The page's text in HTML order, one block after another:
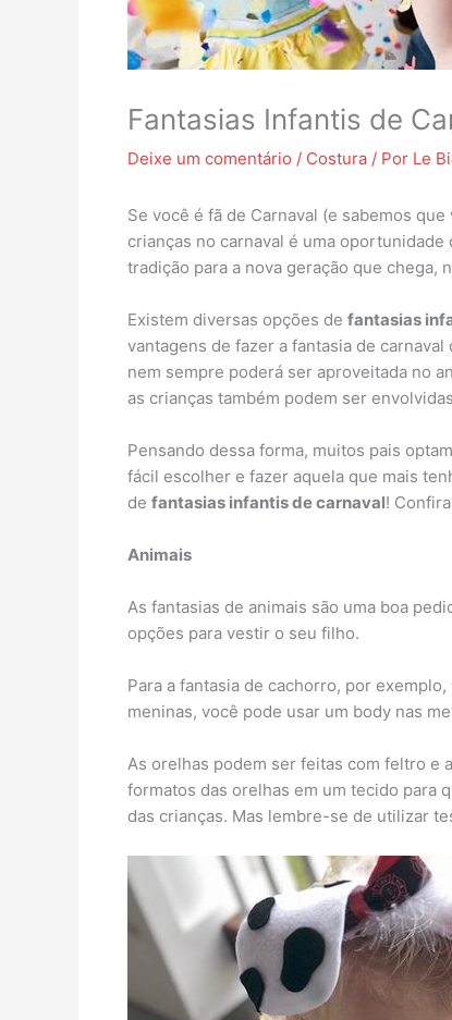
Fantasias Infantis de
Deixe um comentário / Costura / Por Le
Se você é fã de Carnaval (e sabemos
crianças no carnaval é uma
tradição para a nova geração que chega,
Existem diversas opções de fantasias
vantagens de fazer a fantasia de
nem sempre poderá ser aproveitada no
as crianças também podem ser
Pensando dessa forma, muitos pais
fácil escolher e fazer aquela que mais
de fantasias infantis de carnaval!
Animais
As fantasias de animais são uma boa
opções para vestir o seu filho.
Para a fantasia de cachorro, por
meninas, você pode usar um body nas
As orelhas podem ser feitas com feltro e
formatos das orelhas em um tecido para
das crianças. Mas lembre-se de utilizar